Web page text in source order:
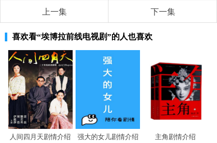
上一集 下一集
喜欢看“埃博拉前线电视剧”的人也喜欢
人间四月天剧情介绍 强大的女儿剧情介绍 主角剧情介绍